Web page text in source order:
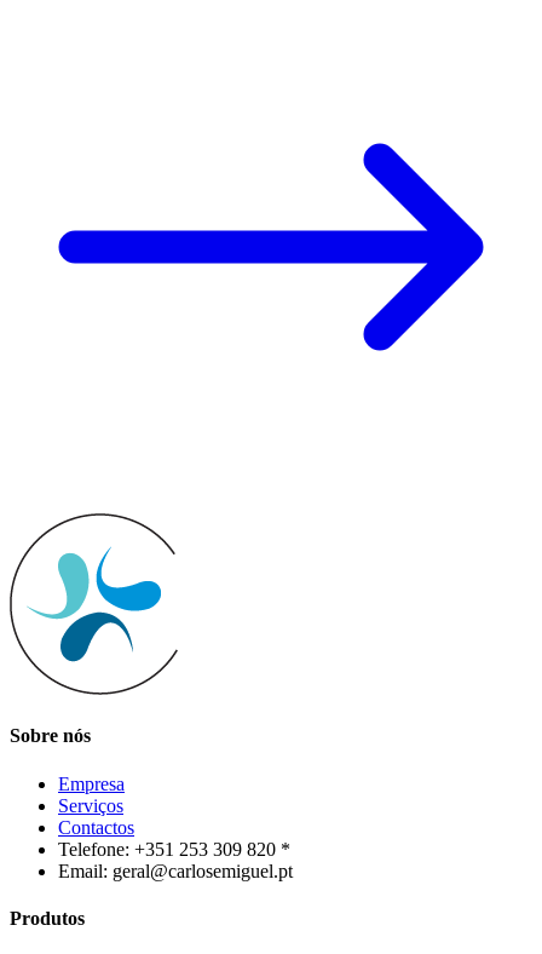
Sobre nós
Empresa
Serviços
Contactos
Telefone: +351 253 309 820 *
Email: geral@carlosemiguel.pt
Produtos